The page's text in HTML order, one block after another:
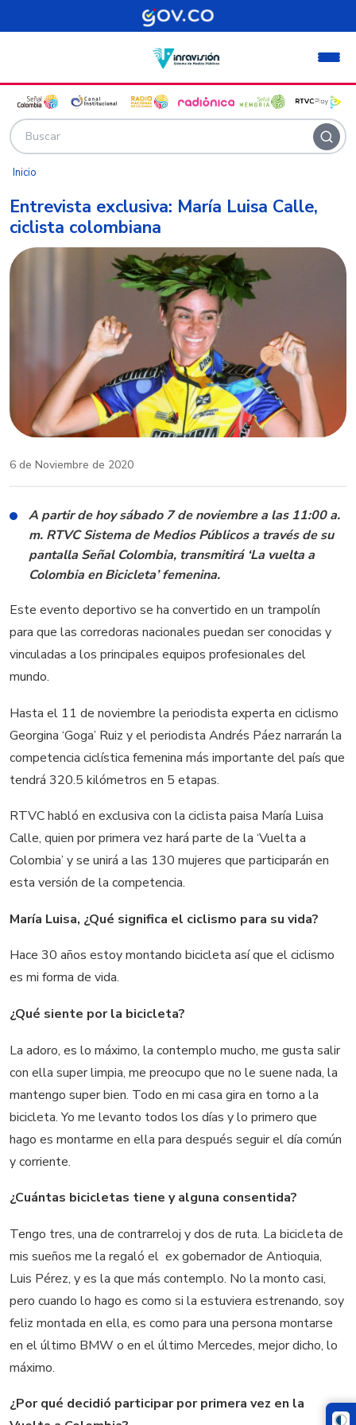
Pasar al contenido principal
Inicio
Entrevista exclusiva: María Luisa Calle,
ciclista colombiana
6 de Noviembre de 2020
A partir de hoy sábado 7 de noviembre a las 11:00 a.
m. RTVC Sistema de Medios Públicos a través de su
pantalla Señal Colombia, transmitirá ‘La vuelta a
Colombia en Bicicleta’ femenina.
Este evento deportivo se ha convertido en un trampolín
para que las corredoras nacionales puedan ser conocidas y
vinculadas a los principales equipos profesionales del
mundo.
Hasta el 11 de noviembre la periodista experta en ciclismo
Georgina ‘Goga’ Ruiz y el periodista Andrés Páez narrarán la
competencia ciclística femenina más importante del país que
tendrá 320.5 kilómetros en 5 etapas.
RTVC habló en exclusiva con la ciclista paisa María Luisa
Calle, quien por primera vez hará parte de la ‘Vuelta a
Colombia’ y se unirá a las 130 mujeres que participarán en
esta versión de la competencia.
María Luisa, ¿Qué significa el ciclismo para su vida?
Hace 30 años estoy montando bicicleta así que el ciclismo
es mi forma de vida.
¿Qué siente por la bicicleta?
La adoro, es lo máximo, la contemplo mucho, me gusta salir
con ella super limpia, me preocupo que no le suene nada, la
mantengo super bien. Todo en mi casa gira en torno a la
bicicleta. Yo me levanto todos los días y lo primero que
hago es montarme en ella para después seguir el día común
y corriente.
¿Cuántas bicicletas tiene y alguna consentida?
Tengo tres, una de contrarreloj y dos de ruta. La bicicleta de
mis sueños me la regaló el ex gobernador de Antioquia,
Luis Pérez, y es la que más contemplo. No la monto casi,
pero cuando lo hago es como si la estuviera estrenando, soy
feliz montada en ella, es como para una persona montarse
en el último BMW o en el último Mercedes, mejor dicho, lo
máximo.
¿Por qué decidió participar por primera vez en la